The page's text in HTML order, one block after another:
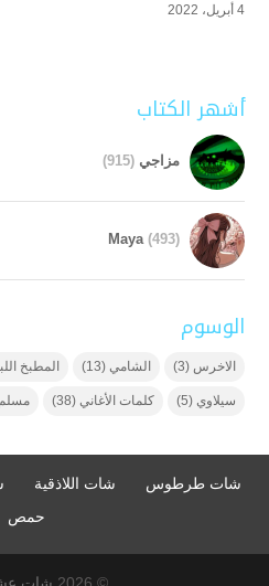
4 أبريل، 2022
أشهر الكتاب
مزاجي (915)
Maya (493)
الوسوم
الاخرس (3) الشامي (13) المطبخ
سيلاوي (5) كلمات الأغاني (38) مسلم
شات طرطوس شات اللاذقية
حمص
© 2026 شات